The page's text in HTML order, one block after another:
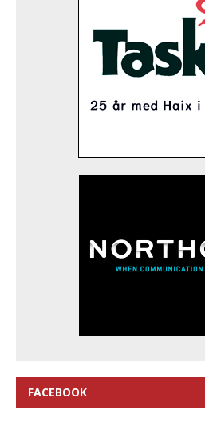
FACEBOOK